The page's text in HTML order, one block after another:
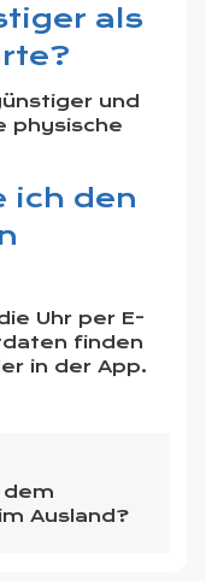
als
und
physische
ich den
Uhr per E-
finden
in der App.
dem
Ausland?